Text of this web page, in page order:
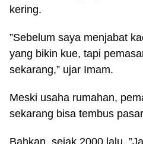
kering.
”Sebelum saya menjabat
yang bikin kue, tapi
sekarang,” ujar Imam.
Meski usaha rumahan,
sekarang bisa tembus
Bahkan, sejak 2000 lalu.